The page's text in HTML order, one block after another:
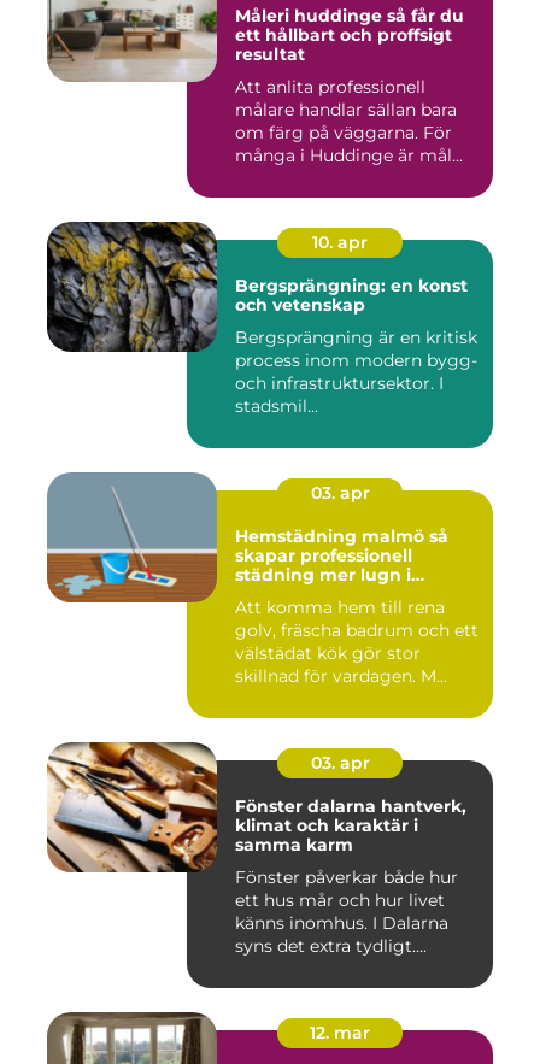
Måleri huddinge så får du
ett hållbart och proffsigt
resultat
Att anlita professionell
målare handlar sällan bara
om färg på väggarna. För
många i Huddinge är mål...
10. apr
Bergsprängning: en konst
och vetenskap
Bergsprängning är en kritisk
process inom modern bygg-
och infrastruktursektor. I
stadsmil...
03. apr
Hemstädning malmö så
skapar professionell
städning mer lugn i
Att komma hem till rena
golv, fräscha badrum och ett
välstädat kök gör stor
skillnad för vardagen. M...
03. apr
Fönster dalarna hantverk,
klimat och karaktär i
samma karm
Fönster påverkar både hur
ett hus mår och hur livet
känns inomhus. I Dalarna
syns det extra tydligt....
12. mar